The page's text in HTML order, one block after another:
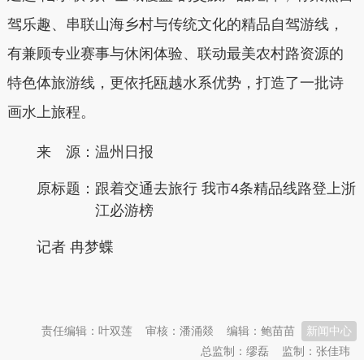
驾乐趣、串联山海乡村与传统文化的精品自驾游线，
有兼顾专业赛事与休闲体验、联动最美农村路资源的
特色体旅游线，更依托瓯越水系优势，打造了一批诗
画水上旅程。
来 源：温州日报
原标题： 跟着交通去旅行 我市4条精品线路登上浙
江必游榜
记者 冉梦蝶
新闻中心
编辑：鲍苗苗
审核：潘涌燚
责任编辑：叶双莲
监制：张佳玮
总监制：缪磊